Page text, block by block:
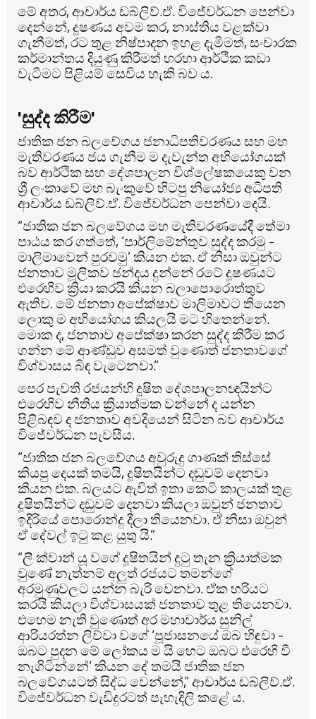
මේ අතර, ආචාර්ය ඩබ්ලිව්.ඒ. විජේවර්ධන පෙන්වා
දෙන්නේ, දූෂණය අවම කර, නාස්තිය වළක්වා
ගැනීමත්, රට තුළ නිෂ්පාදන ඉහළ දැමීමත්, සංචාරක
කර්මාන්තය දියුණු කිරීමත් හරහා ආර්ථික කඩා
වැටීමට පිළියම් සෙවිය හැකි බව ය.
'සුද්ද කිරීම'
ජාතික ජන බලවේගය ජනාධිපතිවරණය සහ මහ
මැතිවරණය ජය ගැනීම ම දැවැන්ත අභියෝගයක්
බව ආර්ථික සහ දේශපාලන විශ්ලේෂකයෙකු වන
ශ්‍රී ලංකාවේ මහ බැංකුවේ හිටපු නියෝජ්‍ය අධිපති
ආචාර්ය ඩබ්ලිව්.ඒ. විජේවර්ධන පෙන්වා දෙයි.
“ජාතික ජන බලවේගය මහ මැතිවරණයේදී තේමා
පාඨය කර ගත්තේ, ‘පාර්ලිමේන්තුව සුද්ද කරමු -
මාලිමාවෙන් පුරවමු’ කියන එක. ඒ නිසා ඔවුන්ට
ජනතාව මූලිකව ඡන්දය දුන්නේ රටේ දූෂණයට
එරෙහිව ක්‍රියා කරයි කියන බලාපොරොත්තුව
ඇතිව. මේ ජනතා අපේක්ෂාව මාලිමාවට තියෙන
ලොකු ම අභියෝගය කියලයි මට හිතෙන්නේ.
මොක ද, ජනතාව අපේක්ෂා කරන සුද්ද කිරීම කර
ගන්න මේ ආණ්ඩුව අසමත් වුණොත් ජනතාවගේ
විශ්වාසය බිඳ වැටෙනවා.”
පෙර පැවති රජයන්හි දූෂිත දේශපාලනඥයින්ට
එරෙහිව නීතිය ක්‍රියාත්මක වන්නේ ද යන්න
පිළිබඳව ද ජනතාව අවදියෙන් සිටින බව ආචාර්ය
විජේවර්ධන පැවසීය.
“ජාතික ජන බලවේගය අවුරුදු ගාණක් තිස්සේ
කියපු දෙයක් තමයි, දූෂිතයින්ට දඬුවම් දෙනවා
කියන එක. බලයට ඇවිත් ඉතා කෙටි කාලයක් තුළ
දූෂිතයින්ට දඬුවම් දෙනවා කියලා ඔවුන් ජනතාව
ඉදිරියේ පොරොන්දු දීලා තියෙනවා. ඒ නිසා ඔවුන්
ඒ දේවල් ඉටු කළ යුතු යි.”
“ලී ක්වාන් යූ වගේ දූෂිතයින් දුටු තැන ක්‍රියාත්මක
වුණේ නැත්නම් අලුත් රජයට තමන්ගේ
අරමුණුවලට යන්න බැරි වෙනවා. ඒක හරියට
කරයි කියලා විශ්වාසයක් ජනතාව තුළ තියෙනවා.
එහෙම නැති වුණොත් අර මහාචාර්ය සුනිල්
ආරියරත්න ලිව්වා වගේ ‘පූජාසනයේ ඔබ හිඳුවා -
ඔබට පුදන මේ ලෝකය ම යි හෙට ඔබට එරෙහි වී
නැගිටින්නේ’ කියන දේ තමයි ජාතික ජන
බලවේගයටත් සිද්ධ වෙන්නේ,” ආචාර්ය ඩබ්ලිව්.ඒ.
විජේවර්ධන වැඩිදුරටත් පැහැදිලි කළේ ය.